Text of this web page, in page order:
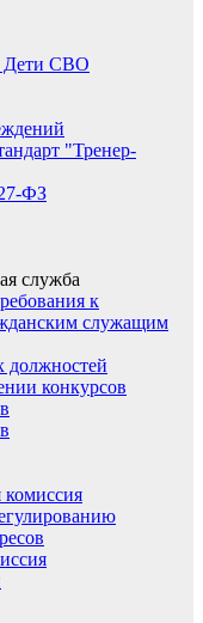
Дети СВО
"Тренер-
ФЗ
служба
к
служащим
должностей
конкурсов
комиссия